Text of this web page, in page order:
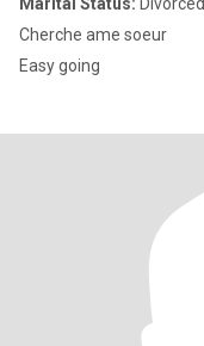
Cherche ame soeur
Easy going